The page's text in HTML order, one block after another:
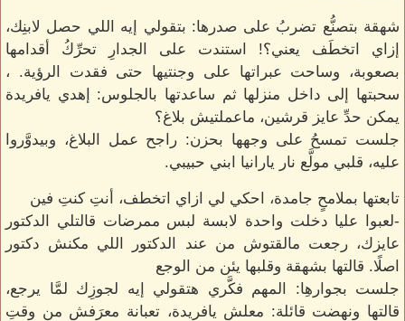
شهقة بتصنُّع تضربُ على صدرها: بتقولي إيه اللي حصل لابنِك،
إزاي اتخطَف يعني؟! استندت على الجدارِ تحرِّكُ أقدامها
بصعوبة، وساحت عبراتها على وجنتيها حتى فقدت الرؤية. ،
سحبتها إلى داخل منزلها ثم ساعدتها بالجلوس: إهدي يافريدة
يمكن حدِّ عايز قرشين، ماعملتيش بلاغ؟
جلست تمسحُ على وجهها بحزن: راجح عمل البلاغ، وبيدوَّروا
عليه، قلبي مولَّع نار يارانيا ابني حبيبي.
تابعتها بملامحٍ جامدة، احكي لي ازاي اتخطف، أنتِ كنتِ فين
-لعبوا عليا دخلت واحدة لابسة لبس ممرضات قالتلي الدكتور
عايزك، رجعت مالقتوش من عند الدكتور اللي مكنش دكتور
اصلًا. قالتها بشهقة وقلبها يئن من الوجع
جلست بجوارهِا: المهم فكَّري هتقولي إيه لجوزِك لمَّا يرجع،
قالتها ونهضت قائلة: معلش يافريدة، تعبانة معرَفش من وقتِ